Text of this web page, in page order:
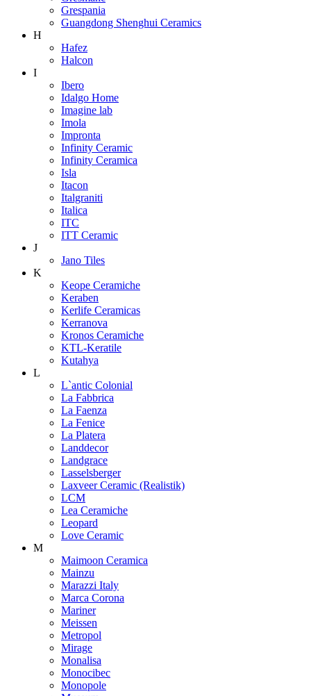
Grespania
Guangdong Shenghui Ceramics
H
Hafez
Halcon
I
Ibero
Idalgo Home
Imagine lab
Imola
Impronta
Infinity Ceramic
Infinity Ceramica
Isla
Itacon
Italgraniti
Italica
ITC
ITT Ceramic
J
Jano Tiles
K
Keope Ceramiche
Keraben
Kerlife Ceramicas
Kerranova
Kronos Ceramiche
KTL-Keratile
Kutahya
L
L`antic Colonial
La Fabbrica
La Faenza
La Fenice
La Platera
Landdecor
Landgrace
Lasselsberger
Laxveer Ceramic (Realistik)
LCM
Lea Ceramiche
Leopard
Love Ceramic
M
Maimoon Ceramica
Mainzu
Marazzi Italy
Marca Corona
Mariner
Meissen
Metropol
Mirage
Monalisa
Monocibec
Monopole